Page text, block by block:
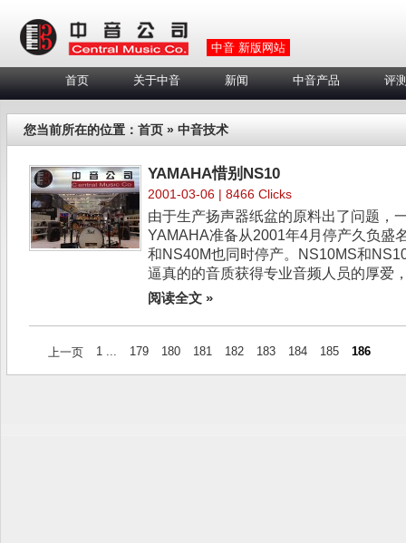
中音 新版网站
首页 关于中音 新闻 中音产品 评
您当前所在的位置： 首页 » 中音技术
YAMAHA惜别NS10
2001-03-06 | 8466 Clicks
由于生产扬声器纸盆的原料出了问题，
YAMAHA准备从2001年4月停产久负盛
和NS40M也同时停产。NS10MS和
逼真的的音质获得专业音频人员的厚爱
阅读全文 »
上一页 1 ... 179 180 181 182 183 184 185 186